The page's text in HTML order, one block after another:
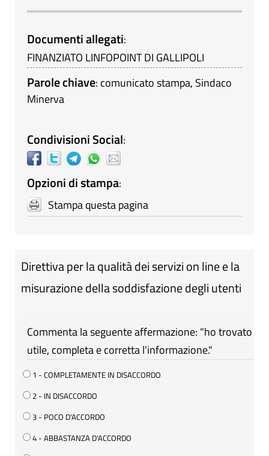
Documenti allegati:
FINANZIATO LINFOPOINT DI GALLIPOLI
Parole chiave: comunicato stampa, Sindaco
Minerva
Condivisioni Social:
Opzioni di stampa:
Stampa questa pagina
Direttiva per la qualità dei servizi on line e la
misurazione della soddisfazione degli utenti
Commenta la seguente affermazione: "ho trovato
utile, completa e corretta l'informazione."
1 - COMPLETAMENTE IN DISACCORDO
2 - IN DISACCORDO
3 - POCO D'ACCORDO
4 - ABBASTANZA D'ACCORDO